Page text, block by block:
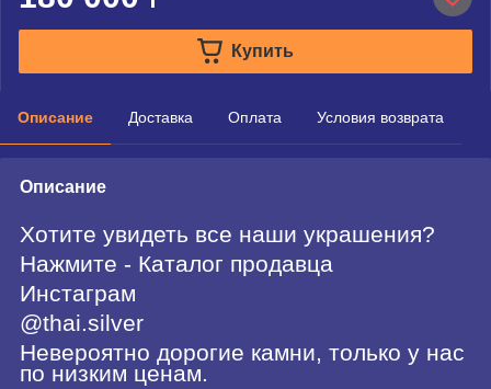
Купить
Описание Доставка Оплата Условия возврата
Описание
Хотите увидеть все наши украшения?
Нажмите - Каталог продавца
Инстаграм
@thai.silver
Невероятно дорогие камни, только у нас
по низким ценам.